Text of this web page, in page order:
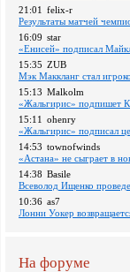
21:01 felix-r
Pезультаты матчей
16:09 star
«Енисей» подписал
15:35 ZUB
Мэк Маккланг стал
15:13 Malkolm
«Жальгирис» подпишет
15:11 ohenry
«Жальгирис» подписал
14:53 townofwinds
«Астана» не сыграет в
14:38 Basile
Всеволод Ищенко
10:36 as7
Лонни Уокер
На форуме